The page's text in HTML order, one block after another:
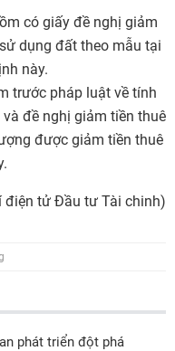
có giấy đề nghị giảm
dụng đất theo mẫu tại
này.
trước pháp luật về tính
đề nghị giảm tiền thuê
được giảm tiền thuê
điện tử Đầu tư Tài chinh)
phát triển đột phá